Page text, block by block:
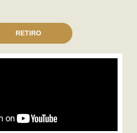
RETIRO